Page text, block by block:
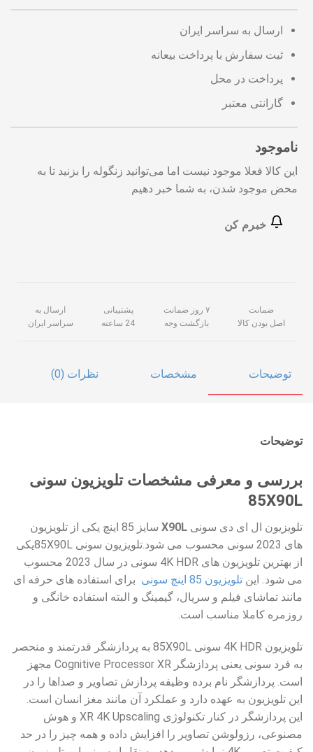
ارسال به سراسر ایران
ثبت سفارش با پرداخت بیعانه
پرداخت در محل
گارانتی معتبر
ناموجود
این کالا فعلا موجود نیست اما می‌توانید زنگوله را بزنید تا به
محض موجود شدن، به شما خبر دهیم
ضمانت
اصل بودن کالا
۷ روز ضمانت
بازگشت وجه
پشتیبانی
24 ساعته
ارسال به
سراسر ایران
توضیحات مشخصات نظرات (0)
توضیحات
بررسی و معرفی مشخصات تلویزیون سونی
85X90L
تلویزیون ال ای دی سونی X90L
سایز 85 اینچ یکی از تلویزیون
های 2023 سونی محسوب می شود.تلویزیون سونی 85X90Lیکی
از بهترین تلویزیون های 4K HDR سونی در سال 2023 محسوب
می شود. این تلویزیون 85 اینچ سونی
برای استفاده های حرفه ای
مانند تماشای فیلم و سریال، گیمینگ و البته استفاده خانگی و
روزمره کاملا مناسب است.
تلویزیون 4K HDR سونی 85X90L به پردازشگر قدرتمند و منحصر
به فرد سونی یعنی پردازشگر Cognitive Processor XR مجهز
است. پردازشگر نام برده وظیفه پردازش تصاویر و صداها را در
این تلویزیون به عهده دارد و عملکرد آن مانند مغز انسان است.
این پردازشگر در کنار تکنولوژی XR 4K Upscaling و هوش
مصنوعی، رزولوشن تصاویر را افزایش داده و همه چیز را در حد